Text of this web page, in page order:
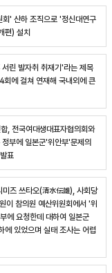
' 산하 조직으로 '정신대연구
편) 설치
서린 발자취 취재기'라는 제목
에 걸쳐 연재해 국내외에 큰
, 전국여대생대표자협의회와
부에 일본군'위안부'문제의
표
미즈 쓰타오(清水伝雄), 사회당
이 참의원 예산위원회에서 '위
에 요청한데 대하여 일본군
에 있었으며 실태 조사는 어렵